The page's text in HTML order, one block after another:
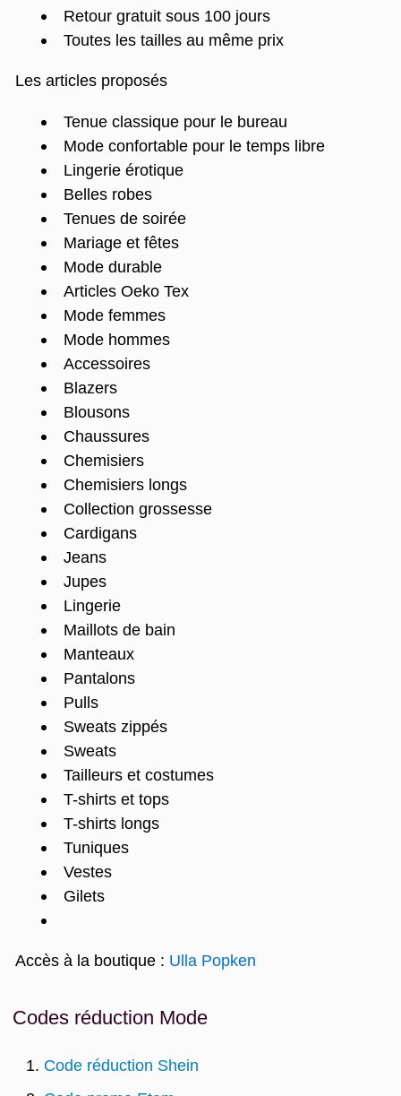
Retour gratuit sous 100 jours
Toutes les tailles au même prix
Les articles proposés
Tenue classique pour le bureau
Mode confortable pour le temps libre
Lingerie érotique
Belles robes
Tenues de soirée
Mariage et fêtes
Mode durable
Articles Oeko Tex
Mode femmes
Mode hommes
Accessoires
Blazers
Blousons
Chaussures
Chemisiers
Chemisiers longs
Collection grossesse
Cardigans
Jeans
Jupes
Lingerie
Maillots de bain
Manteaux
Pantalons
Pulls
Sweats zippés
Sweats
Tailleurs et costumes
T-shirts et tops
T-shirts longs
Tuniques
Vestes
Gilets
Accès à la boutique : Ulla Popken
Codes réduction Mode
Code réduction Shein